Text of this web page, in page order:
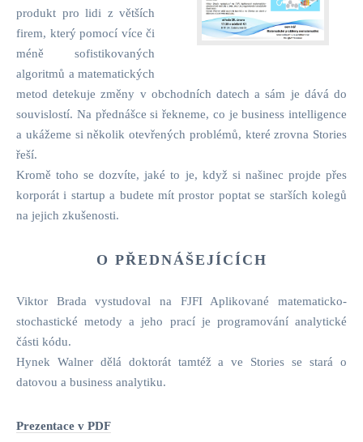
produkt pro lidi z větších
firem, který pomocí více či
méně sofistikovaných
algoritmů a matematických
metod detekuje změny v obchodních datech a sám je dává do
souvislostí. Na přednášce si řekneme, co je business intelligence
a ukážeme si několik otevřených problémů, které zrovna Stories
řeší.
Kromě toho se dozvíte, jaké to je, když si našinec projde přes
korporát i startup a budete mít prostor poptat se starších kolegů
na jejich zkušenosti.
O PŘEDNÁŠEJÍCÍCH
Viktor Brada vystudoval na FJFI Aplikované matematicko-
stochastické metody a jeho prací je programování analytické
části kódu.
Hynek Walner dělá doktorát tamtéž a ve Stories se stará o
datovou a business analytiku.
Prezentace v PDF